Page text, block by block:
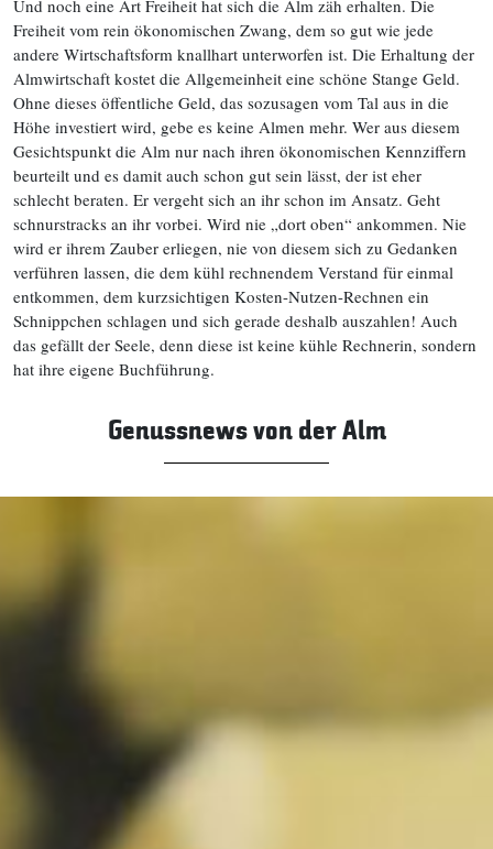
Und noch eine Art Freiheit hat sich die Alm zäh erhalten. Die
Freiheit vom rein ökonomischen Zwang, dem so gut wie jede
andere Wirtschaftsform knallhart unterworfen ist. Die Erhaltung der
Almwirtschaft kostet die Allgemeinheit eine schöne Stange Geld.
Ohne dieses öffentliche Geld, das sozusagen vom Tal aus in die
Höhe investiert wird, gebe es keine Almen mehr. Wer aus diesem
Gesichtspunkt die Alm nur nach ihren ökonomischen Kennziffern
beurteilt und es damit auch schon gut sein lässt, der ist eher
schlecht beraten. Er vergeht sich an ihr schon im Ansatz. Geht
schnurstracks an ihr vorbei. Wird nie „dort oben“ ankommen. Nie
wird er ihrem Zauber erliegen, nie von diesem sich zu Gedanken
verführen lassen, die dem kühl rechnendem Verstand für einmal
entkommen, dem kurzsichtigen Kosten-Nutzen-Rechnen ein
Schnippchen schlagen und sich gerade deshalb auszahlen! Auch
das gefällt der Seele, denn diese ist keine kühle Rechnerin, sondern
hat ihre eigene Buchführung.
Genussnews von der Alm